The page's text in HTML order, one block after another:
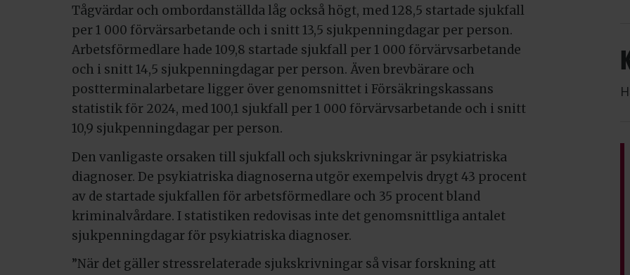
Tågvärdar och ombordanställda låg också högt, med 128,5 startade sjukfall
per 1 000 förvärsarbetande och i snitt 13,5 sjukpenningdagar per person.
Arbetsförmedlare hade 109,8 startade sjukfall per 1 000 förvärvsarbetande
och i snitt 14,5 sjukpenningdagar per person. Även brevbärare och
postterminalarbetare ligger över genomsnittet i Försäkringskassans
statistik för 2024, med 100,1 sjukfall per 1 000 förvärvsarbetande och i snitt
10,9 sjukpenningdagar per person.
Den vanligaste orsaken till sjukfall och sjukskrivningar är psykiatriska
diagnoser. De psykiatriska diagnoserna utgör exempelvis drygt 43 procent
av de startade sjukfallen för arbetsförmedlare och 35 procent bland
kriminalvårdare. I statistiken redovisas inte det genomsnittliga antalet
sjukpenningdagar för psykiatriska diagnoser.
”När det gäller stressrelaterade sjukskrivningar så visar forskning att